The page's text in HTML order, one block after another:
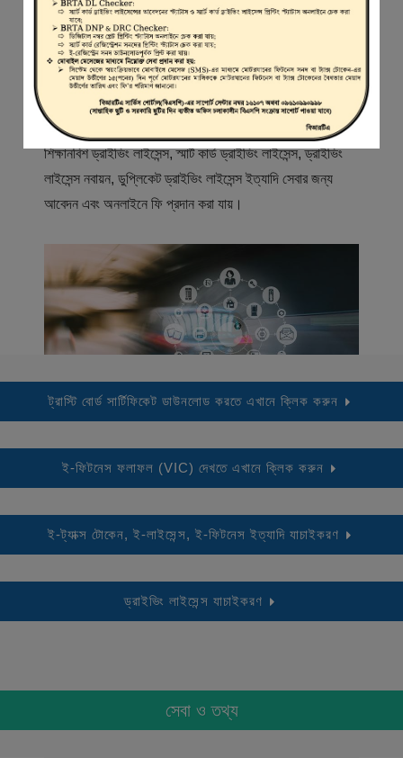
স্বাগতম
বিআরটিএ সার্ভিস পোর্টাল (বিএসপি) বাংলাদেশ রোড ট্রান্সপোর্ট অথরিটি
(বিআরটিএ) এর একটি অনলাইন সেবা প্রদানের মাধ্যম যেখানে ড্রাইভার,
মোটরযান মালিক, মোটরযান বিক্রেতাদের নিবন্ধিত করা হয় এবং
শিক্ষানবিশ ড্রাইভিং লাইসেন্স, স্মার্ট কার্ড ড্রাইভিং লাইসেন্স, ড্রাইভিং
লাইসেন্স নবায়ন, ডুপ্লিকেট ড্রাইভিং লাইসেন্স ইত্যাদি সেবার জন্য
আবেদন এবং অনলাইনে ফি প্রদান করা যায়।
ট্রাস্টি বোর্ড সার্টিফিকেট ডাউনলোড করতে এখানে ক্লিক করুন
ই-ফিটনেস ফলাফল (VIC) দেখতে এখানে ক্লিক করুন
ই-ট্যাক্স টোকেন, ই-লাইসেন্স, ই-ফিটনেস ইত্যাদি যাচাইকরণ
ড্রাইভিং লাইসেন্স যাচাইকরণ
সেবা ও তথ্য